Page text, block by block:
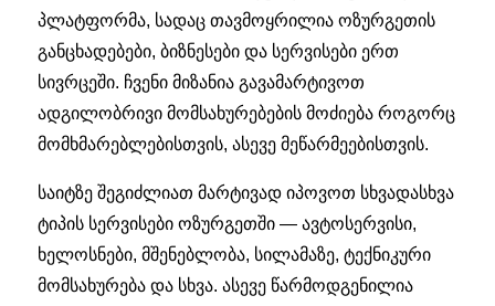
პლატფორმა, სადაც თავმოყრილია ოზურგეთის
განცხადებები, ბიზნესები და სერვისები ერთ
სივრცეში. ჩვენი მიზანია გავამარტივოთ
ადგილობრივი მომსახურებების მოძიება როგორც
მომხმარებლებისთვის, ასევე მეწარმეებისთვის.
საიტზე შეგიძლიათ მარტივად იპოვოთ სხვადასხვა
ტიპის სერვისები ოზურგეთში — ავტოსერვისი,
ხელოსნები, მშენებლობა, სილამაზე, ტექნიკური
მომსახურება და სხვა. ასევე წარმოდგენილია